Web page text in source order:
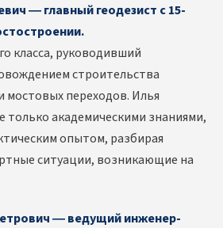
— главный геодезист с 15-
класса, руководивший
строительства
мостовых переходов. Илья
только академическими знаниями,
опытом, разбирая
ситуации, возникающие на
— ведущий инженер-